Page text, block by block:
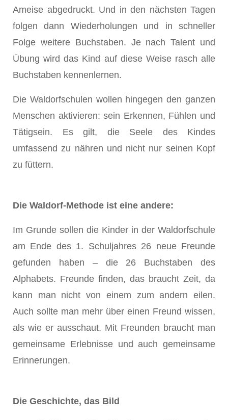
Ameise abgedruckt. Und in den nächsten Tagen
folgen dann Wiederholungen und in schneller
Folge weitere Buchstaben. Je nach Talent und
Übung wird das Kind auf diese Weise rasch alle
Buchstaben kennenlernen.
Die Waldorfschulen wollen hingegen den ganzen
Menschen aktivieren: sein Erkennen, Fühlen und
Tätigsein. Es gilt, die Seele des Kindes
umfassend zu nähren und nicht nur seinen Kopf
zu füttern.
Die Waldorf-Methode ist eine andere:
Im Grunde sollen die Kinder in der Waldorfschule
am Ende des 1. Schuljahres 26 neue Freunde
gefunden haben – die 26 Buchstaben des
Alphabets. Freunde finden, das braucht Zeit, da
kann man nicht von einem zum andern eilen.
Auch sollte man mehr über einen Freund wissen,
als wie er ausschaut. Mit Freunden braucht man
gemeinsame Erlebnisse und auch gemeinsame
Erinnerungen.
Die Geschichte, das Bild